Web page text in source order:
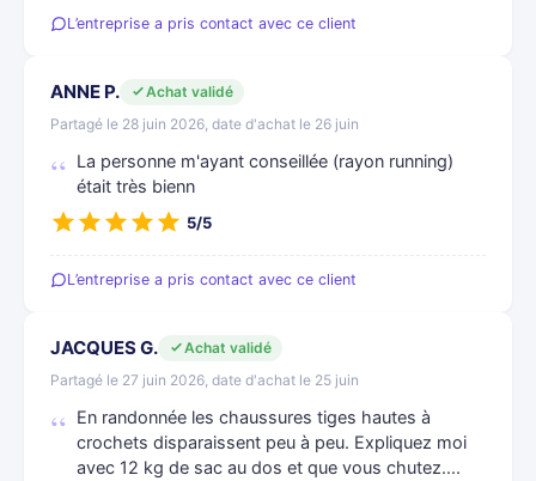
L’entreprise a pris contact avec ce client
ANNE P.
Achat validé
Partagé le 28 juin 2026, date d'achat le 26 juin
La personne m'ayant conseillée (rayon running)
était très bienn
5/5
L’entreprise a pris contact avec ce client
JACQUES G.
Achat validé
Partagé le 27 juin 2026, date d'achat le 25 juin
En randonnée les chaussures tiges hautes à
crochets disparaissent peu à peu. Expliquez moi
avec 12 kg de sac au dos et que vous chutez....